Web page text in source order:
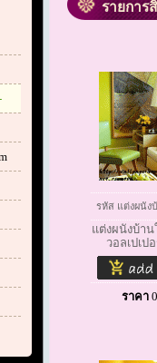
รายการ
รหัส แต่งผนัง
แต่งผนังบ้าน
วอลเปเป
ราคา 0